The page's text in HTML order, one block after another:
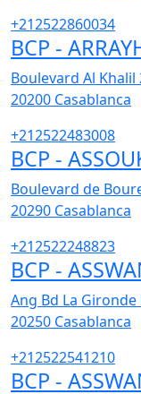
+212522860034
BCP -
Boulevard Al Khalil
20200 Casablanca
+212522483008
BCP -
Boulevard de
20290 Casablanca
+212522248823
BCP -
Ang Bd La Gironde
20250 Casablanca
+212522541210
BCP -